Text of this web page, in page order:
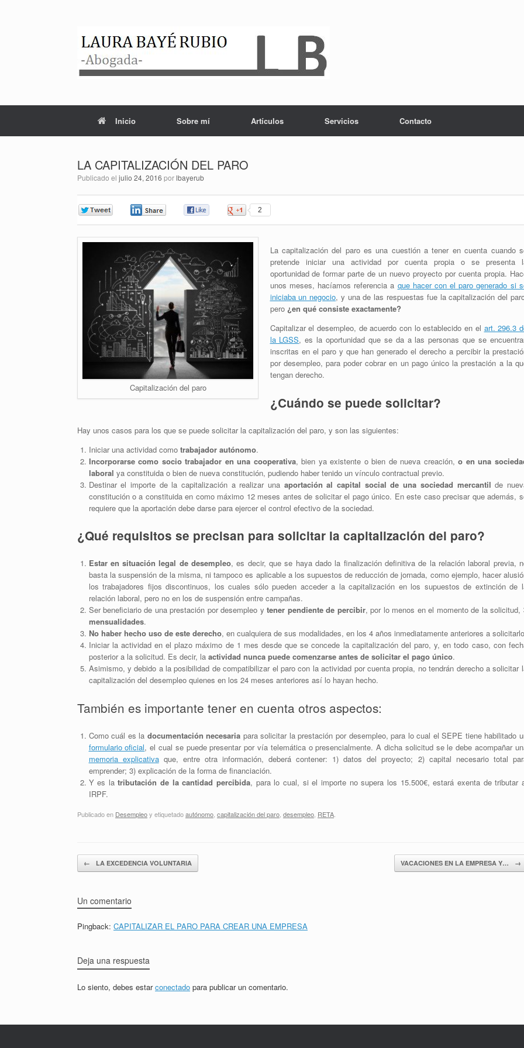
Inicio Sobre mí Artículos Servicios Contacto
LA CAPITALIZACIÓN DEL PARO
Publicado el julio 24, 2016 porlbayerub
2
Capitalización del paro
La capitalización del paro es una cuestión a tener en cuenta cuando
pretende iniciar una actividad por cuenta propia o se presenta
oportunidad de formar parte de un nuevo proyecto por cuenta propia.
unos meses, hacíamos referencia a que hacer con el paro generado si
iniciaba un negocio, y una de las respuestas fue la capitalización del
pero ¿en qué consiste exactamente?
Capitalizar el desempleo, de acuerdo con lo establecido en el art. 296.3
la LGSS, es la oportunidad que se da a las personas que se
inscritas en el paro y que han generado el derecho a percibir la
por desempleo, para poder cobrar en un pago único la prestación a la
tengan derecho.
¿Cuándo se puede solicitar?
Hay unos casos para los que se puede solicitar la capitalización del paro, y son las siguientes:
Iniciar una actividad como trabajador autónomo.
Incorporarse como socio trabajador en una cooperativa, bien ya existente o bien de nueva creación,o en una
laboral ya constituida o bien de nueva constitución, pudiendo haber tenido un vínculo contractual previo.
Destinar el importe de la capitalización a realizar una aportación al capital social de una sociedad mercantil de
constitución o a constituida en como máximo 12 meses antes de solicitar el pago único. En este caso precisar que además,
requiere que la aportación debe darse para ejercer el control efectivo de la sociedad.
¿Qué requisitos se precisan para solicitar la capitalización del paro?
Estar en situación legal de desempleo, es decir, que se haya dado la finalización definitiva de la relación laboral previa,
basta la suspensión de la misma, ni tampoco es aplicable a los supuestos de reducción de jornada, como ejemplo, hacer
los trabajadores fijos discontinuos, los cuales sólo pueden acceder a la capitalización en los supuestos de extinción de
relación laboral, pero no en los de suspensión entre campañas.
Ser beneficiario de una prestación por desempleo ytener pendiente de percibir, por lo menos en el momento de la solicitud,
mensualidades.
No haber hecho uso de este derecho, en cualquiera de sus modalidades, en los 4 años inmediatamente anteriores a
Iniciar la actividad en el plazo máximo de 1 mes desde que se concede la capitalización del paro, y, en todo caso, con
posterior a la solicitud. Es decir, la actividad nunca puede comenzarse antes de solicitar el pago único.
Asimismo, y debido a la posibilidad de compatibilizar el paro con la actividad por cuenta propia, no tendrán derecho a solicitar
capitalización del desempleo quienes en los 24 meses anteriores así lo hayan hecho.
También es importante tener en cuenta otros aspectos:
Como cuál es la documentación necesaria para solicitar la prestación por desempleo, para lo cual el SEPE tiene habilitado
formulario oficial, el cual se puede presentar por vía telemática o presencialmente. A dicha solicitud se le debe acompañar
memoria explicativaque, entre otra información, deberá contener: 1) datos del proyecto; 2) capital necesario total
emprender; 3) explicación de la forma de financiación.
Y es latributación de la cantidad percibida, para lo cual, si el importe no supera los 15.500€, estará exenta de tributar
IRPF.
Publicado en Desempleoy etiquetadoautónomo, capitalización del paro, desempleo, RETA.
Navegador de artículos
← LA EXCEDENCIA VOLUNTARIA VACACIONES EN LA EMPRESA Y… →
Un comentario
Pingback: CAPITALIZAR EL PARO PARA CREAR UNA EMPRESA
Deja una respuesta
Lo siento, debes estarconectado para publicar un comentario.